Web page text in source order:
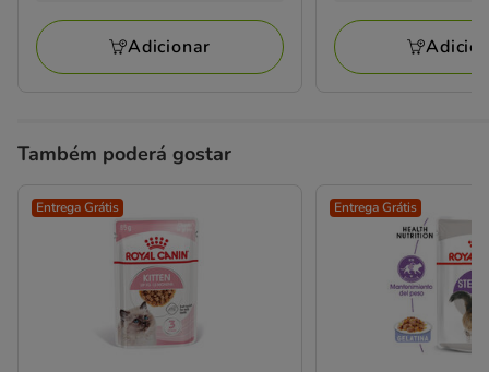
avaliações
174.62€
Adicionar
avaliações
78.38€
Também poderá gostar
Entrega Grátis Entrega Grátis